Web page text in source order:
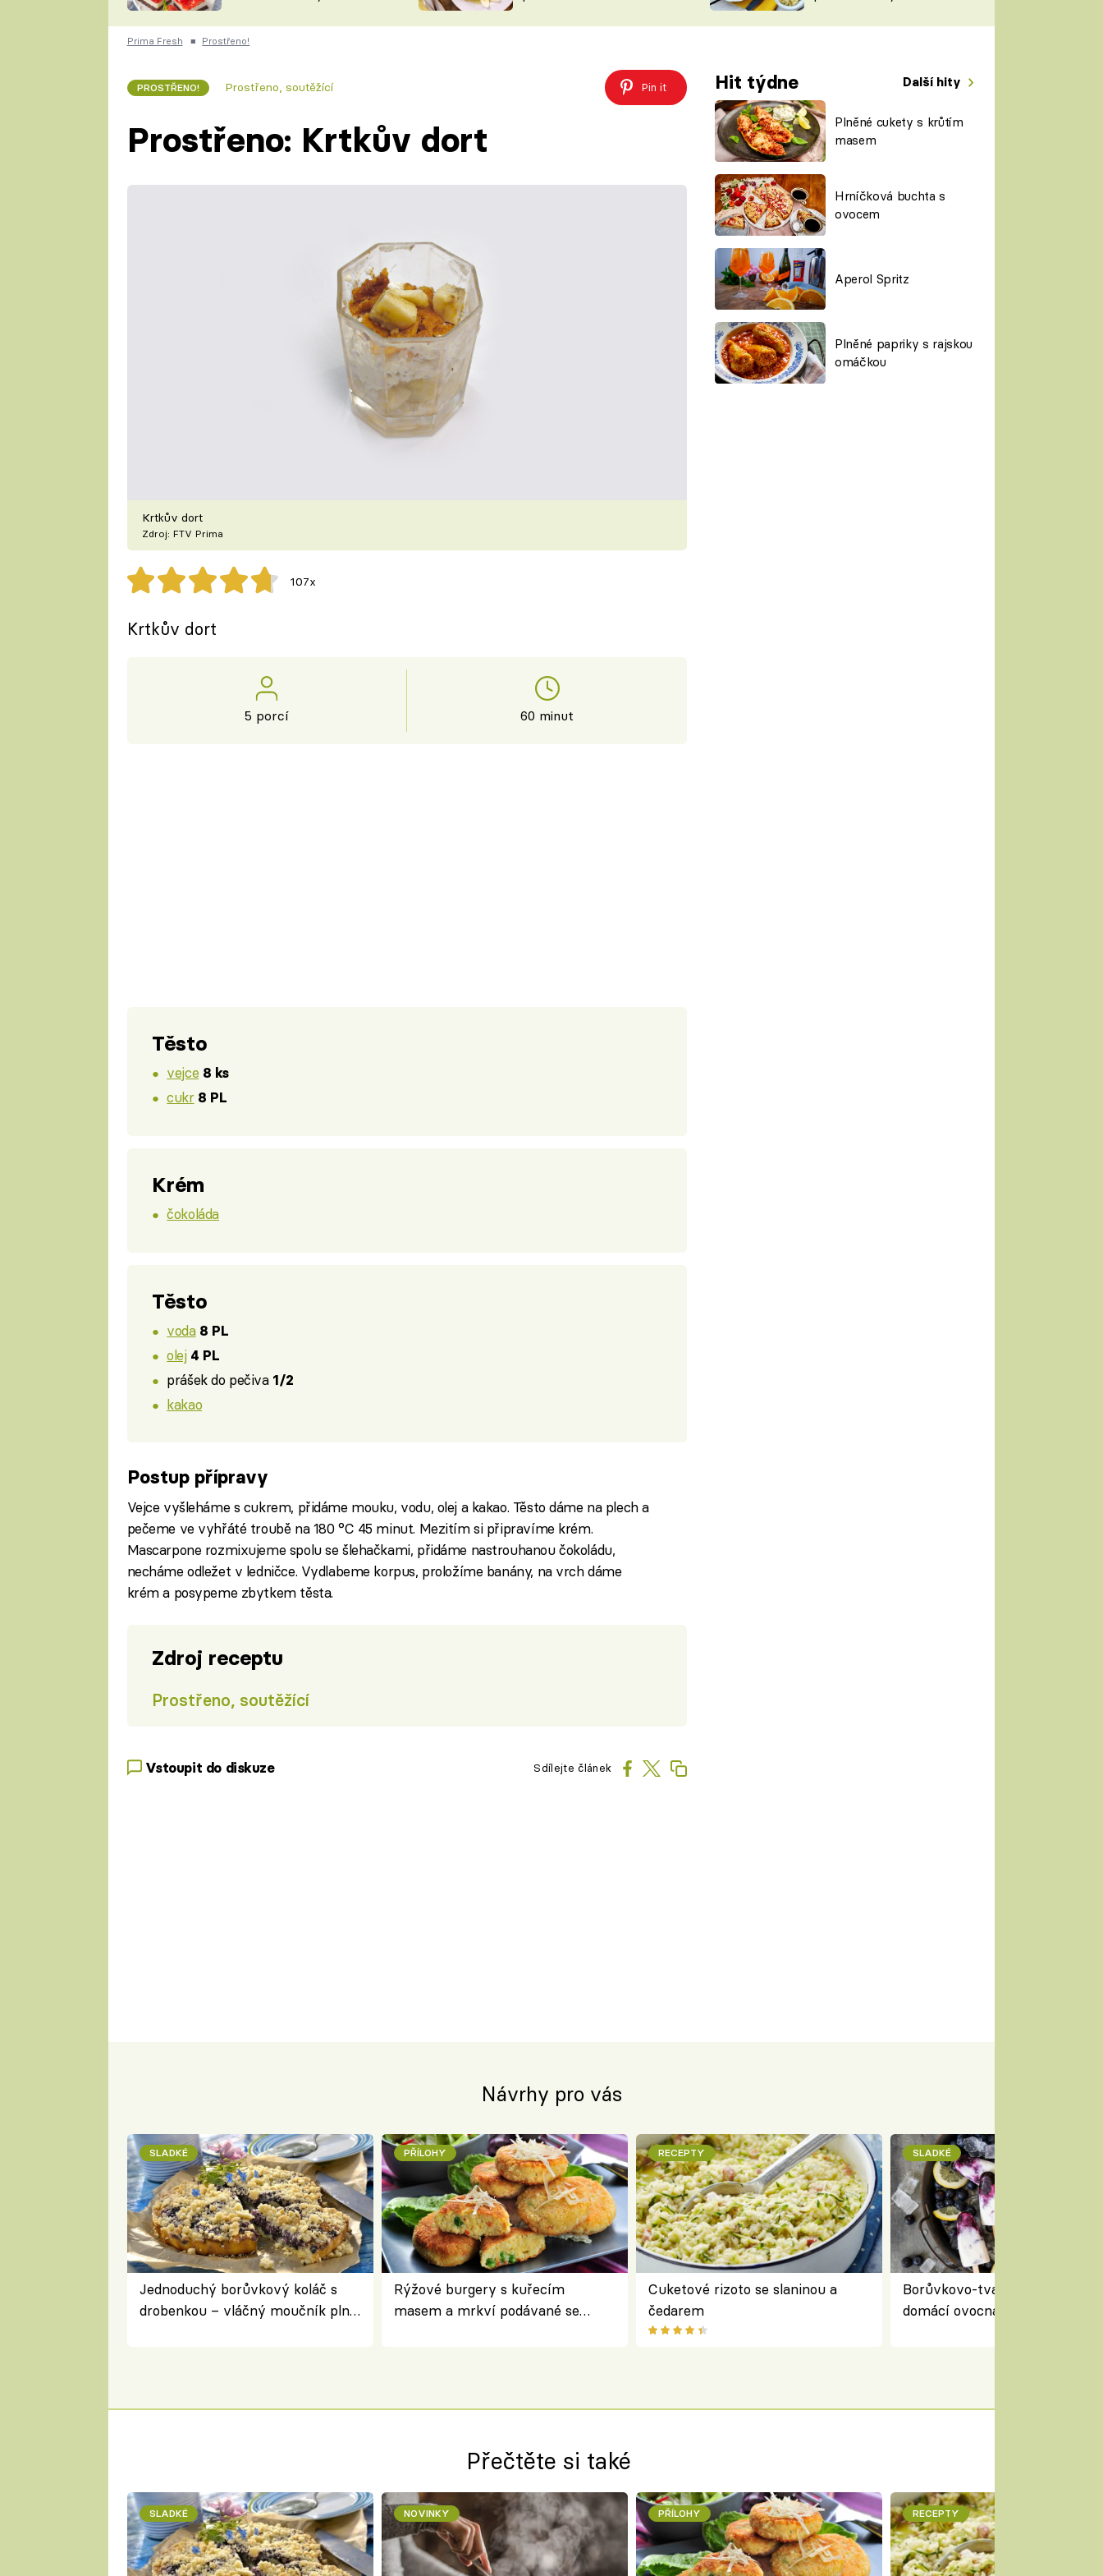
ČESKO NA TALÍŘI
KUCHAŘKA
VYCHYTÁVKY
ŠÉFREDAKTORKY
ČASOPIS
Prima Fresh ■ Prostřeno!
PROSTŘENO! Prostřeno, soutěžící Pin it Hit týdne Další hity
Plněné cukety s krůtím
masem
Hrníčková buchta s
ovocem
Aperol Spritz
Plněné papriky s rajskou
omáčkou
Prostřeno: Krtkův dort
Krtkův dort
Zdroj: FTV Prima
107x
Krtkův dort
5 porcí 60 minut
Těsto
vejce 8 ks
cukr 8 PL
Krém
čokoláda
Těsto
voda 8 PL
olej 4 PL
prášek do pečiva 1/2
kakao
Postup přípravy
Vejce vyšleháme s cukrem, přidáme mouku, vodu, olej a kakao. Těsto dáme na plech a
pečeme ve vyhřáté troubě na 180 °C 45 minut. Mezitím si připravíme krém.
Mascarpone rozmixujeme spolu se šlehačkami, přidáme nastrouhanou čokoládu,
necháme odležet v ledničce. Vydlabeme korpus, proložíme banány, na vrch dáme
krém a posypeme zbytkem těsta.
Zdroj receptu
Prostřeno, soutěžící
Vstoupit do diskuze Sdílejte článek
Návrhy pro vás
SLADKÉ
Jednoduchý borůvkový koláč s
drobenkou – vláčný moučník plný
PŘÍLOHY
Rýžové burgery s kuřecím
masem a mrkví podávané se
RECEPTY
Cuketové rizoto se slaninou a
čedarem
SLADKÉ
Borůvkovo-tvarohové nanuky
domácí ovocná zmrzlina na
Přečtěte si také
SLADKÉ NOVINKY PŘÍLOHY RECEPTY